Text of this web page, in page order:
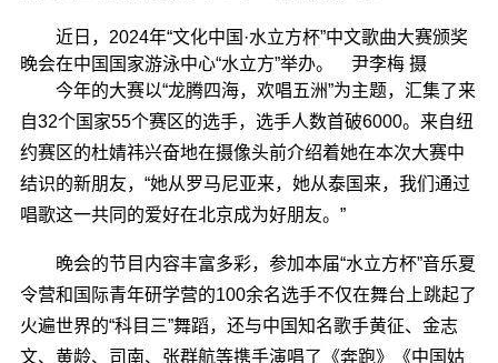
近日，2024年“文化中国·水立方杯”中文歌曲大赛颁奖
晚会在中国国家游泳中心“水立方”举办。 尹李梅 摄
今年的大赛以“龙腾四海，欢唱五洲”为主题，汇集了来
自32个国家55个赛区的选手，选手人数首破6000。来自纽
约赛区的杜婧祎兴奋地在摄像头前介绍着她在本次大赛中
结识的新朋友，“她从罗马尼亚来，她从泰国来，我们通过
唱歌这一共同的爱好在北京成为好朋友。”
晚会的节目内容丰富多彩，参加本届“水立方杯”音乐夏
令营和国际青年研学营的100余名选手不仅在舞台上跳起了
火遍世界的“科目三”舞蹈，还与中国知名歌手黄征、金志
文、黄龄、司南、张群航等携手演唱了《奔跑》《中国姑